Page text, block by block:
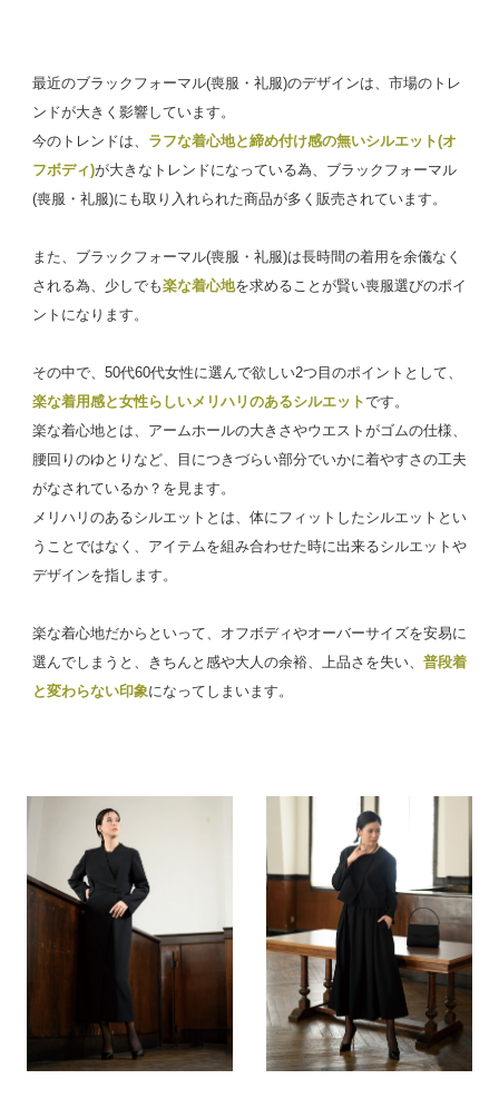
最近のブラックフォーマル(喪服・礼服)のデザインは、市場のトレ
ンドが大きく影響しています。
今のトレンドは、 ラフな着心地と締め付け感の無いシルエット(オ
フボディ)が大きなトレンドになっている為、ブラックフォーマル
(喪服・礼服)にも取り入れられた商品が多く販売されています。
また、ブラックフォーマル(喪服・礼服)は長時間の着用を余儀なく
される為、少しでも楽な着心地を求めることが賢い喪服選びのポイ
ントになります。
その中で、50代60代女性に選んで欲しい2つ目のポイントとして、
楽な着用感と女性らしいメリハリのあるシルエットです。
楽な着心地とは、アームホールの大きさやウエストがゴムの仕様、
腰回りのゆとりなど、目につきづらい部分でいかに着やすさの工夫
がなされているか？を見ます。
メリハリのあるシルエットとは、体にフィットしたシルエットとい
うことではなく、アイテムを組み合わせた時に出来るシルエットや
デザインを指します。
楽な着心地だからといって、オフボディやオーバーサイズを安易に
選んでしまうと、きちんと感や大人の余裕、上品さを失い、 普段着
と変わらない印象になってしまいます。